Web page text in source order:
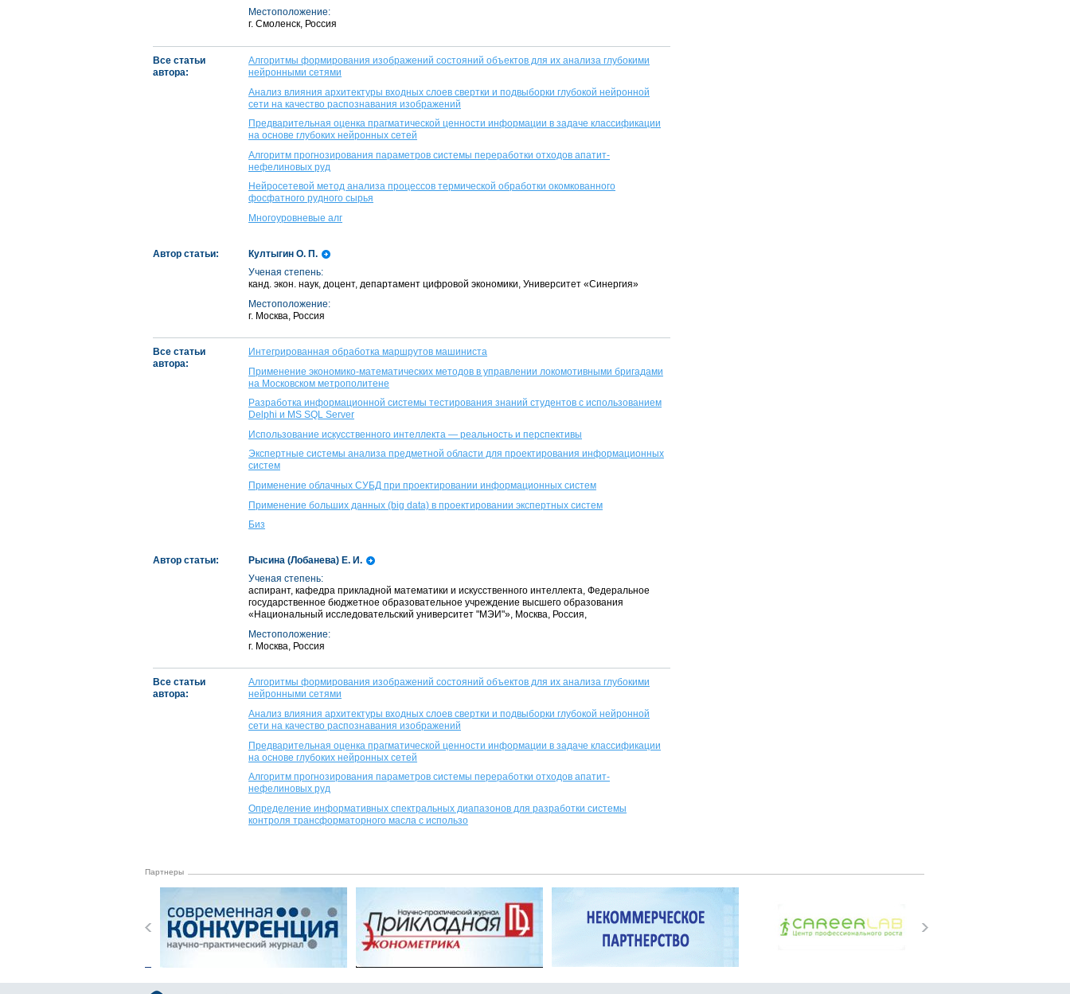
Местоположение:
г. Смоленск, Россия
Все статьи
автора:
Алгоритмы формирования изображений состояний объектов для их анализа глубокими
нейронными сетями
Анализ влияния архитектуры входных слоев свертки и подвыборки глубокой нейронной
сети на качество распознавания изображений
Предварительная оценка прагматической ценности информации в задаче классификации
на основе глубоких нейронных сетей
Алгоритм прогнозирования параметров системы переработки отходов апатит-
нефелиновых руд
Нейросетевой метод анализа процессов термической обработки окомкованного
фосфатного рудного сырья
Многоуровневые алг
Автор статьи:
Култыгин О. П.
Ученая степень:
канд. экон. наук, доцент, департамент цифровой экономики, Университет «Синергия»
Местоположение:
г. Москва, Россия
Все статьи
автора:
Интегрированная обработка маршрутов машиниста
Применение экономико-математических методов в управлении локомотивными бригадами
на Московском метрополитене
Разработка информационной системы тестирования знаний студентов с использованием
Delphi и MS SQL Server
Использование искусственного интеллекта — реальность и перспективы
Экспертные системы анализа предметной области для проектирования информационных
систем
Применение облачных СУБД при проектировании информационных систем
Применение больших данных (big data) в проектировании экспертных систем
Биз
Автор статьи:
Рысина (Лобанева) Е. И.
Ученая степень:
аспирант, кафедра прикладной математики и искусственного интеллекта, Федеральное
государственное бюджетное образовательное учреждение высшего образования
«Национальный исследовательский университет "МЭИ"», Москва, Россия,
Местоположение:
г. Москва, Россия
Все статьи
автора:
Алгоритмы формирования изображений состояний объектов для их анализа глубокими
нейронными сетями
Анализ влияния архитектуры входных слоев свертки и подвыборки глубокой нейронной
сети на качество распознавания изображений
Предварительная оценка прагматической ценности информации в задаче классификации
на основе глубоких нейронных сетей
Алгоритм прогнозирования параметров системы переработки отходов апатит-
нефелиновых руд
Определение информативных спектральных диапазонов для разработки системы
контроля трансформаторного масла с использо
Партнеры